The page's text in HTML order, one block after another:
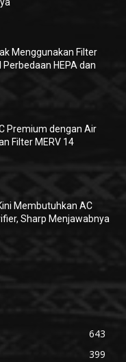
Menggunakan Filter
Perbedaan HEPA dan
Premium dengan Air
Filter MERV 14
Membutuhkan AC
Sharp Menjawabnya
643
399